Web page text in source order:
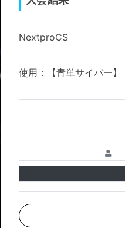
NextproCS
使用：【青単サイバー】